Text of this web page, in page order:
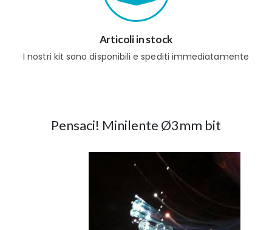
Articoli in stock
I nostri kit sono disponibili e spediti immediatamente
Pensaci! Minilente Ø3mm bit